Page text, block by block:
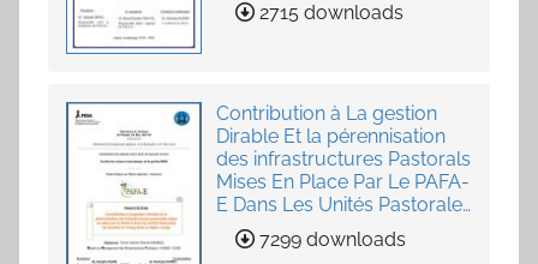
2715 downloads
Contribution à La gestion
Dirable Et la pérennisation
des infrastructures Pastorals
Mises En Place Par Le PAFA-
E Dans Les Unités Pastorales
de Loumby et Toung dans
La Région Louga
7299 downloads